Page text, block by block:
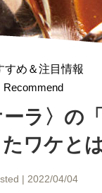
すめ＆注目情報
Recommend
ーラ〉の
ワケと
| 2022/04/04